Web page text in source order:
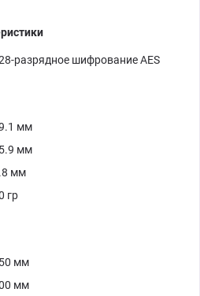
разрядное шифрование AES
мм
мм
мм
гр
мм
мм